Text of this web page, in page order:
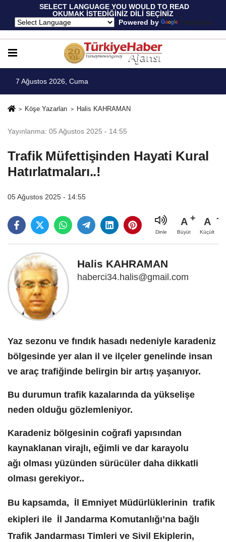
SELECT LANGUAGE YOU WOULD TO READ
OKUMAK İSTEDİĞİNİZ DİLİ SEÇİNİZ
Powered by
Translate
7 Ağustos 2026, Cuma
Köşe Yazarları Halis KAHRAMAN
Yayınlanma: 05 Ağustos 2025 - 14:55
Trafik Müfettişinden Hayati Kural
Hatırlatmaları..!
05 Ağustos 2025 - 14:55
Dinle
A
Büyüt
A
Küçült
Halis KAHRAMAN
haberci34.halis@gmail.com
Yaz sezonu ve fındık hasadı nedeniyle karadeniz
bölgesinde yer alan il ve ilçeler genelinde insan
ve araç trafiğinde belirgin bir artış yaşanıyor.
Bu durumun trafik kazalarında da yükselişe
neden olduğu gözlemleniyor.
Karadeniz bölgesinin coğrafi yapısından
kaynaklanan virajlı, eğimli ve dar karayolu
ağı olması yüzünden sürücüler daha dikkatli
olması gerekiyor..
Bu kapsamda, İl Emniyet Müdürlüklerinin trafik
ekipleri ile İl Jandarma Komutanlığı’na bağlı
Trafik Jandarması Timleri ve Sivil Ekiplerin,